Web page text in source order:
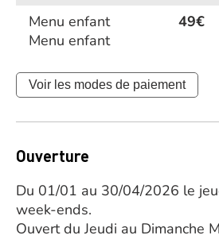
Menu enfant
49€
Menu enfant
Voir les modes de paiement
Ouverture
Du 01/01 au 30/04/2026 le
week-ends.
Ouvert du Jeudi au Dimanche